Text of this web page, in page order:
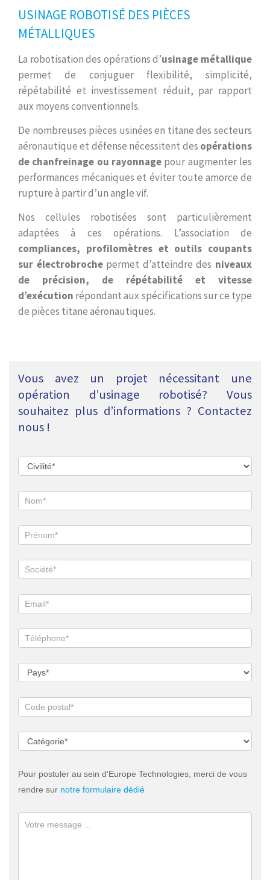
USINAGE ROBOTISÉ DES PIÈCES
MÉTALLIQUES
La robotisation des opérations d’usinage métallique
permet de conjuguer flexibilité, simplicité,
répétabilité et investissement réduit, par rapport
aux moyens conventionnels.
De nombreuses pièces usinées en titane des secteurs
aéronautique et défense nécessitent des opérations
de chanfreinage ou rayonnage pour augmenter les
performances mécaniques et éviter toute amorce de
rupture à partir d’un angle vif.
Nos cellules robotisées sont particulièrement
adaptées à ces opérations. L’association de
compliances, profilomètres et outils coupants
sur électrobrochepermet d’atteindre des niveaux
de précision, de répétabilité et vitesse
d’exécution répondant aux spécifications sur ce type
de pièces titane aéronautiques.
Vous avez un projet nécessitant une
opération d’usinage robotisé? Vous
souhaitez plus d’informations ? Contactez
nous !
Pour postuler au sein d'Europe Technologies, merci de vous
rendre sur notre formulaire dédié